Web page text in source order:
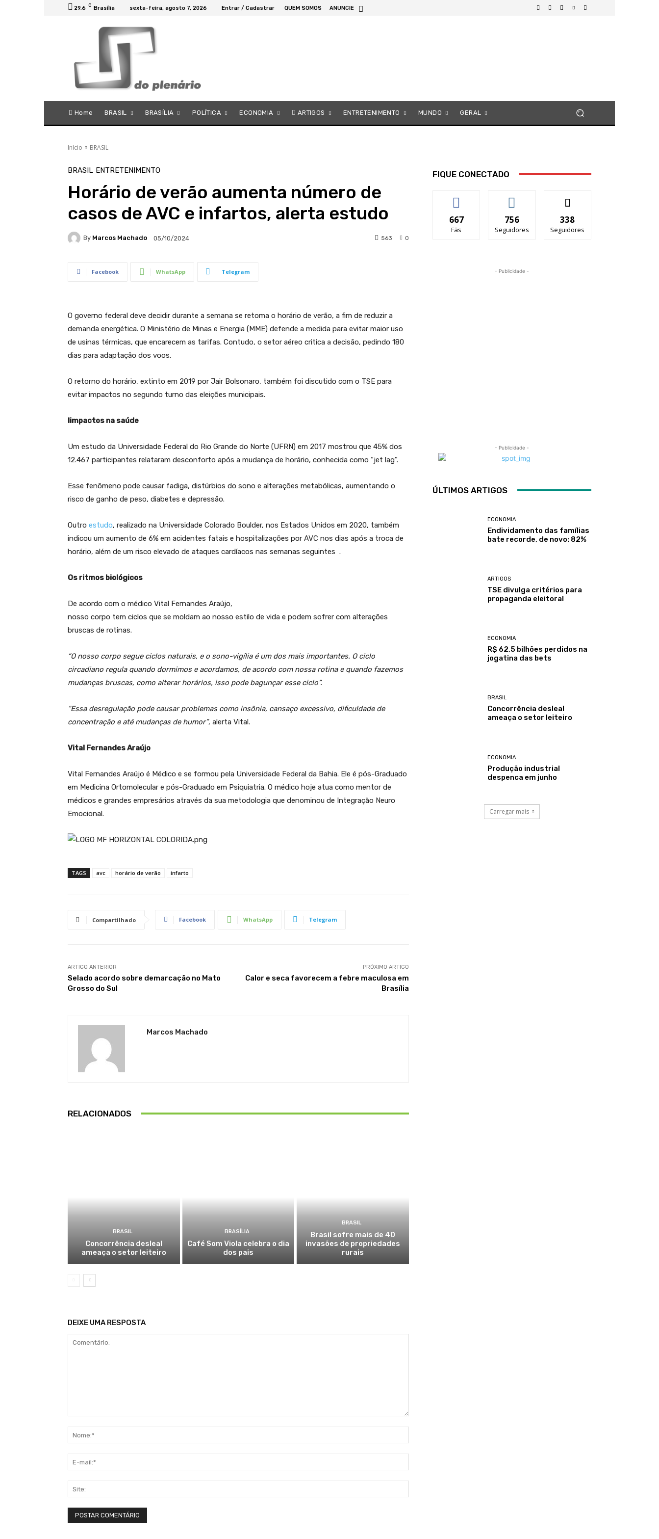
29.6 C Brasília sexta-feira, agosto 7, 2026 Entrar / Cadastrar QUEM SOMOS ANUNCIE
Home BRASIL BRASÍLIA POLÍTICA ECONOMIA ARTIGOS ENTRETENIMENTO MUNDO GERAL
Início BRASIL
BRASIL ENTRETENIMENTO
Horário de verão aumenta número de
casos de AVC e infartos, alerta estudo
By Marcos Machado 05/10/2024 0
563
Facebook WhatsApp Telegram
O governo federal deve decidir durante a semana se retoma o horário de verão, a fim de reduzir a
demanda energética. O Ministério de Minas e Energia (MME) defende a medida para evitar maior uso
de usinas térmicas, que encarecem as tarifas. Contudo, o setor aéreo critica a decisão, pedindo 180
dias para adaptação dos voos.
O retorno do horário, extinto em 2019 por Jair Bolsonaro, também foi discutido com o TSE para
evitar impactos no segundo turno das eleições municipais.
Iimpactos na saúde
Um estudo da Universidade Federal do Rio Grande do Norte (UFRN) em 2017 mostrou que 45% dos
12.467 participantes relataram desconforto após a mudança de horário, conhecida como “jet lag”.
Esse fenômeno pode causar fadiga, distúrbios do sono e alterações metabólicas, aumentando o
risco de ganho de peso, diabetes e depressão.
Outro estudo, realizado na Universidade Colorado Boulder, nos Estados Unidos em 2020, também
indicou um aumento de 6% em acidentes fatais e hospitalizações por AVC nos dias após a troca de
horário, além de um risco elevado de ataques cardíacos nas semanas seguintes .
Os ritmos biológicos
De acordo com o médico Vital Fernandes Araújo,
nosso corpo tem ciclos que se moldam ao nosso estilo de vida e podem sofrer com alterações
bruscas de rotinas.
“O nosso corpo segue ciclos naturais, e o sono-vigília é um dos mais importantes. O ciclo
circadiano regula quando dormimos e acordamos, de acordo com nossa rotina e quando fazemos
mudanças bruscas, como alterar horários, isso pode bagunçar esse ciclo”.
“Essa desregulação pode causar problemas como insônia, cansaço excessivo, dificuldade de
concentração e até mudanças de humor”, alerta Vital.
Vital Fernandes Araújo
Vital Fernandes Araújo é Médico e se formou pela Universidade Federal da Bahia. Ele é pós-Graduado
em Medicina Ortomolecular e pós-Graduado em Psiquiatria. O médico hoje atua como mentor de
médicos e grandes empresários através da sua metodologia que denominou de Integração Neuro
Emocional.
TAGS avc horário de verão infarto
Compartilhado Facebook WhatsApp Telegram
ARTIGO ANTERIOR
Selado acordo sobre demarcação no Mato
Grosso do Sul
PRÓXIMO ARTIGO
Calor e seca favorecem a febre maculosa em
Brasília
Marcos Machado
RELACIONADOS
BRASIL
Concorrência desleal
ameaça o setor leiteiro
BRASÍLIA
Café Som Viola celebra o dia
dos pais
BRASIL
Brasil sofre mais de 40
invasões de propriedades
rurais
DEIXE UMA RESPOSTA
mail:*
FIQUE CONECTADO
667
Fãs
756
Seguidores
338
Seguidores
- Publicidade -
- Publicidade -
ÚLTIMOS ARTIGOS
ECONOMIA
Endividamento das famílias
bate recorde, de novo: 82%
ARTIGOS
TSE divulga critérios para
propaganda eleitoral
ECONOMIA
R$ 62,5 bilhões perdidos na
jogatina das bets
BRASIL
Concorrência desleal
ameaça o setor leiteiro
ECONOMIA
Produção industrial
despenca em junho
Carregar mais